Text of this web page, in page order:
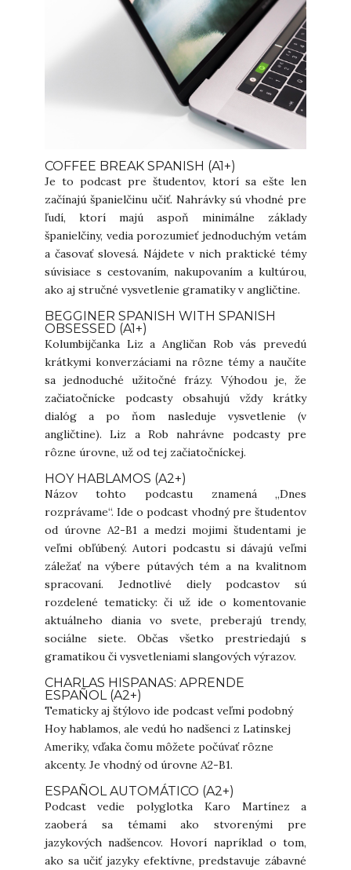
COFFEE BREAK SPANISH (A1+)
Je to podcast pre študentov, ktorí sa ešte len
začínajú španielčinu učiť. Nahrávky sú vhodné pre
ľudí, ktorí majú aspoň minimálne základy
španielčiny, vedia porozumieť jednoduchým vetám
a časovať slovesá. Nájdete v nich praktické témy
súvisiace s cestovaním, nakupovaním a kultúrou,
ako aj stručné vysvetlenie gramatiky v angličtine.
BEGGINER SPANISH WITH SPANISH
OBSESSED (A1+)
Kolumbijčanka Liz a Angličan Rob vás prevedú
krátkymi konverzáciami na rôzne témy a naučíte
sa jednoduché užitočné frázy. Výhodou je, že
začiatočnícke podcasty obsahujú vždy krátky
dialóg a po ňom nasleduje vysvetlenie (v
angličtine). Liz a Rob nahrávne podcasty pre
rôzne úrovne, už od tej začiatočníckej.
HOY HABLAMOS (A2+)
Názov tohto podcastu znamená „Dnes
rozprávame“. Ide o podcast vhodný pre študentov
od úrovne A2-B1 a medzi mojimi študentami je
veľmi obľúbený. Autori podcastu si dávajú veľmi
záležať na výbere pútavých tém a na kvalitnom
spracovaní. Jednotlivé diely podcastov sú
rozdelené tematicky: či už ide o komentovanie
aktuálneho diania vo svete, preberajú trendy,
sociálne siete. Občas všetko prestriedajú s
gramatikou či vysvetleniami slangových výrazov.
CHARLAS HISPANAS: APRENDE
ESPAÑOL (A2+)
Tematicky aj štýlovo ide podcast veľmi podobný
Hoy hablamos, ale vedú ho nadšenci z Latinskej
Ameriky, vďaka čomu môžete počúvať rôzne
akcenty. Je vhodný od úrovne A2-B1.
ESPAÑOL AUTOMÁTICO (A2+)
Podcast vedie polyglotka Karo Martínez a
zaoberá sa témami ako stvorenými pre
jazykových nadšencov. Hovorí napríklad o tom,
ako sa učiť jazyky efektívne, predstavuje zábavné